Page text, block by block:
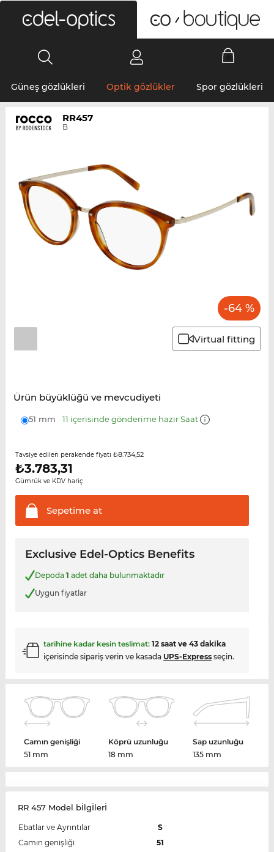
Güneş gözlükleri Optik gözlükler Spor gözlükleri
RR457
B
-64 %
Virtual fitting
Ürün büyüklüğü ve mevcudiyeti
51 mm 11 içerisinde gönderime hazır Saat
Tavsiye edilen perakende fiyatı ₺8.734,52
₺3.783,31
Gümrük ve KDV hariç
Sepetimeat
Exclusive Edel-Optics Benefits
Depoda 1 adet daha bulunmaktadır
Uygun fiyatlar
tarihine kadar kesin teslimat: 12 saat ve 43 dakika
içerisinde sipariş verin ve kasada UPS-Expressseçin.
Camın genişliği
51 mm
Köprü uzunluğu
18 mm
Sap uzunluğu
135 mm
RR 457 Model bİlgİlerİ
Ebatlar ve Ayrıntılar
S
Camın genişliği
51